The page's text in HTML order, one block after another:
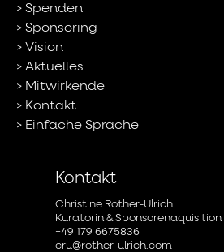
Spenden
Sponsoring
Vision
Aktuelles
Mitwirkende
Kontakt
Einfache Sprache
Kontakt
Christine Rother-Ulrich
Kuratorin & Sponsorenaquisition
+49 179 6675836
cru@rother-ulrich.com